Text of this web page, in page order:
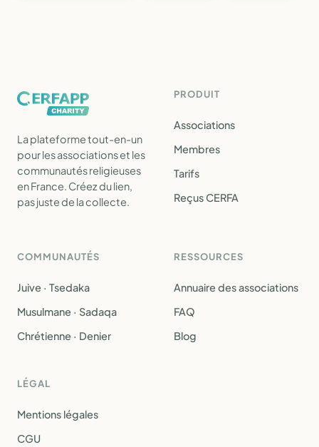
La plateforme tout-en-un
pour les associations et les
communautés religieuses
en France. Créez du lien,
pas juste de la collecte.
PRODUIT
Associations
Membres
Tarifs
Reçus CERFA
COMMUNAUTÉS
Juive · Tsedaka
Musulmane · Sadaqa
Chrétienne · Denier
RESSOURCES
Annuaire des associations
FAQ
Blog
LÉGAL
Mentions légales
CGU